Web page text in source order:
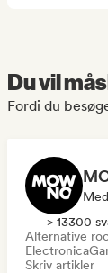
Du vil
Fordi du
> 13300
Alternative
Electronica
Skriv artikler